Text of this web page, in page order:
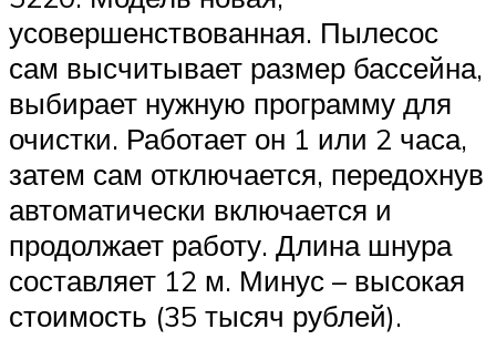
усовершенствованная. Пылесос
сам высчитывает размер бассейна,
выбирает нужную программу для
очистки. Работает он 1 или 2 часа,
затем сам отключается, передохнув
автоматически включается и
продолжает работу. Длина шнура
составляет 12 м. Минус – высокая
стоимость (35 тысяч рублей).